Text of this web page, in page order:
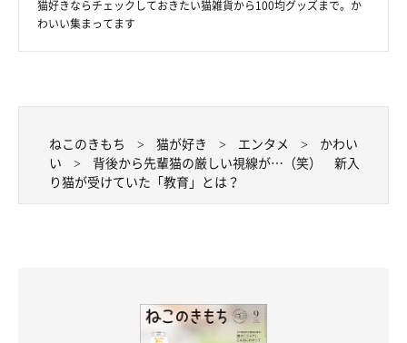
猫好きならチェックしておきたい猫雑貨から100均グッズまで。か
わいい集まってます
ねこのきもち 猫が好き エンタメ
かわい
い
背後から先輩猫の厳しい視線が…（笑） 新入
り猫が受けていた「教育」とは？